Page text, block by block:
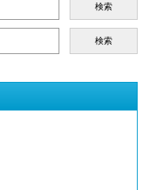
検索
検索